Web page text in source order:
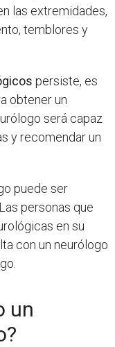
las extremidades,
temblores y
persiste, es
obtener un
será capaz
y recomendar un
puede ser
personas que
en su
con un neurólogo
un